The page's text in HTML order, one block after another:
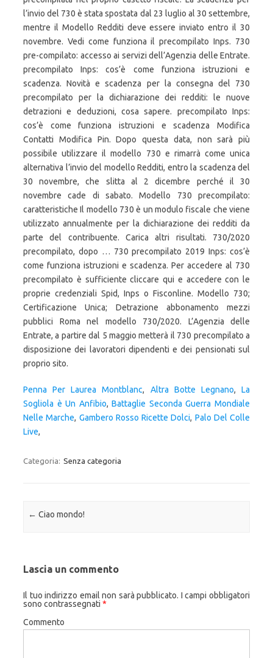
l’invio del 730 è stata spostata dal 23 luglio al 30 settembre,
mentre il Modello Redditi deve essere inviato entro il 30
novembre. Vedi come funziona il precompilato Inps. 730
pre-compilato: accesso ai servizi dell’Agenzia delle Entrate.
precompilato Inps: cos’è come funziona istruzioni e
scadenza. Novità e scadenza per la consegna del 730
precompilato per la dichiarazione dei redditi: le nuove
detrazioni e deduzioni, cosa sapere. precompilato Inps:
cos’è come funziona istruzioni e scadenza Modifica
Contatti Modifica Pin. Dopo questa data, non sarà più
possibile utilizzare il modello 730 e rimarrà come unica
alternativa l’invio del modello Redditi, entro la scadenza del
30 novembre, che slitta al 2 dicembre perché il 30
novembre cade di sabato. Modello 730 precompilato:
caratteristiche Il modello 730 è un modulo fiscale che viene
utilizzato annualmente per la dichiarazione dei redditi da
parte del contribuente. Carica altri risultati. 730/2020
precompilato, dopo … 730 precompilato 2019 Inps: cos’è
come funziona istruzioni e scadenza. Per accedere al 730
precompilato è sufficiente cliccare qui e accedere con le
proprie credenziali Spid, Inps o Fisconline. Modello 730;
Certificazione Unica; Detrazione abbonamento mezzi
pubblici Roma nel modello 730/2020. L’Agenzia delle
Entrate, a partire dal 5 maggio metterà il 730 precompilato a
disposizione dei lavoratori dipendenti e dei pensionati sul
proprio sito.
Penna Per Laurea Montblanc, Altra Botte Legnano,La
Sogliola è Un Anfibio,Battaglie Seconda Guerra Mondiale
Nelle Marche, Gambero Rosso Ricette Dolci, Palo Del Colle
Live,
Categoria: Senza categoria
Navigazione articolo
← Ciao mondo!
Lascia un commento
Il tuo indirizzo email non sarà pubblicato. I campi obbligatori
sono contrassegnati *
Commento